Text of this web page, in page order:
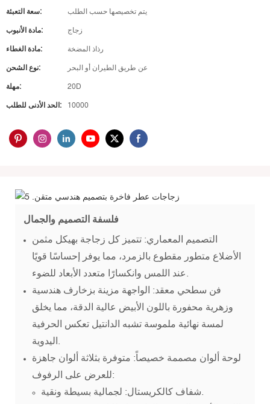
سعة التعبئة: يتم تخصيصها حسب الطلب
مادة الأنبوب: زجاج
مادة الغطاء: رذاذ المضخة
نوع الشحن: عن طريق الطيران أو البحر
مهلة: 20D
الحد الأدنى للطلب: 10000
فلسفة التصميم والجمال
التصميم المعماري: تتميز كل زجاجة بهيكل مثمن
الأضلاع متطور مقطوع بالزمرد، مما يوفر إحساسًا قويًا
فن سطحي معقد: الواجهة مزينة بزخارف هندسية
وزهرية محفورة باللون الأبيض عالية الدقة، مما يخلق
لمسة نهائية ملموسة تشبه الدانتيل تعكس الحرفية
لوحة ألوان مصممة خصيصاً: متوفرة بثلاثة ألوان جاهزة
للعرض على الرفوف: